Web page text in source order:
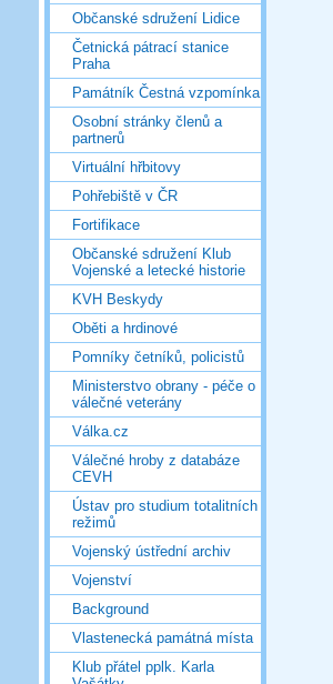
Občanské sdružení Lidice
Četnická pátrací stanice
Praha
Památník Čestná vzpomínka
Osobní stránky členů a
partnerů
Virtuální hřbitovy
Pohřebiště v ČR
Fortifikace
Občanské sdružení Klub
Vojenské a letecké historie
KVH Beskydy
Oběti a hrdinové
Pomníky četníků, policistů
Ministerstvo obrany - péče o
válečné veterány
Válka.cz
Válečné hroby z databáze
CEVH
Ústav pro studium totalitních
režimů
Vojenský ústřední archiv
Vojenství
Background
Vlastenecká památná místa
Klub přátel pplk. Karla